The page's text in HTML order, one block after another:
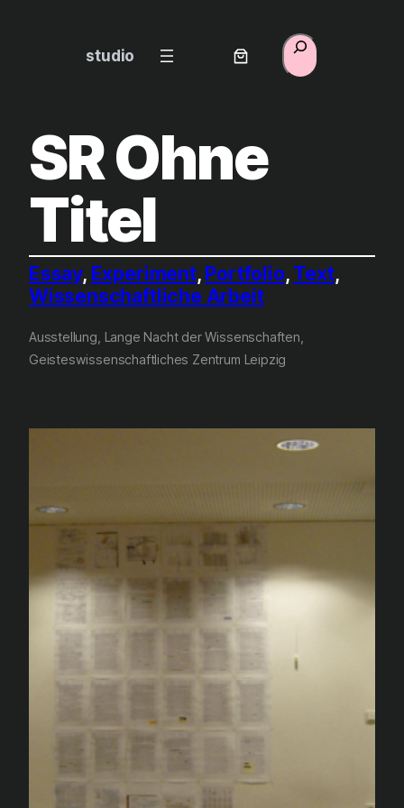
studio
Suchen
SR Ohne
Titel
Essay, Experiment, Portfolio, Text,
Wissenschaftliche Arbeit
Ausstellung, Lange Nacht der Wissenschaften,
Geisteswissenschaftliches Zentrum Leipzig